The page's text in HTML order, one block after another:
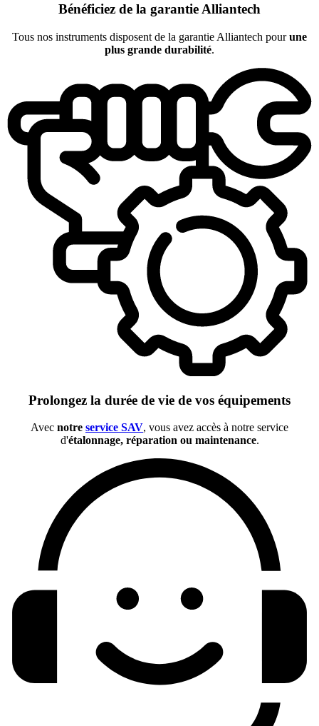
Bénéficiez de la garantie Alliantech
Tous nos instruments disposent de la garantie Alliantech pourune
plus grande durabilité.
Prolongez la durée de vie de vos équipements
Avec notre service SAV, vous avez accès à notre service
d'étalonnage, réparation ou maintenance.